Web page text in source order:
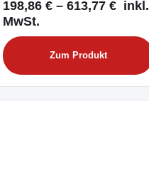
198,86 € – 613,77 € inkl.
MwSt.
Zum Produkt